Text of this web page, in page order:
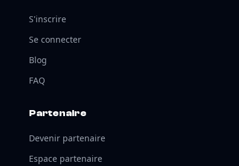
S'inscrire
Se connecter
Blog
FAQ
Partenaire
Devenir partenaire
Espace partenaire